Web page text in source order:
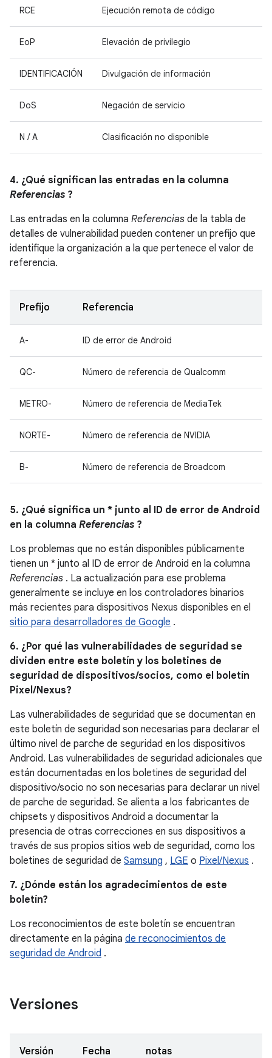
RCE Ejecución remota de código
EoP Elevación de privilegio
IDENTIFICACIÓN Divulgación de información
DoS Negación de servicio
N / A Clasificación no disponible
4. ¿Qué significan las entradas en la columna
Referencias ?
Las entradas en la columna Referencias de la tabla de
detalles de vulnerabilidad pueden contener un prefijo que
identifique la organización a la que pertenece el valor de
referencia.
Prefijo Referencia
A- ID de error de Android
QC- Número de referencia de Qualcomm
METRO- Número de referencia de MediaTek
NORTE- Número de referencia de NVIDIA
B- Número de referencia de Broadcom
5. ¿Qué significa un * junto al ID de error de Android
en la columna Referencias ?
Los problemas que no están disponibles públicamente
tienen un * junto al ID de error de Android en la columna
Referencias . La actualización para ese problema
generalmente se incluye en los controladores binarios
más recientes para dispositivos Nexus disponibles en el
sitio para desarrolladores de Google .
6. ¿Por qué las vulnerabilidades de seguridad se
dividen entre este boletín y los boletines de
seguridad de dispositivos/socios, como el boletín
Pixel/Nexus?
Las vulnerabilidades de seguridad que se documentan en
este boletín de seguridad son necesarias para declarar el
último nivel de parche de seguridad en los dispositivos
Android. Las vulnerabilidades de seguridad adicionales que
están documentadas en los boletines de seguridad del
dispositivo/socio no son necesarias para declarar un nivel
de parche de seguridad. Se alienta a los fabricantes de
chipsets y dispositivos Android a documentar la
presencia de otras correcciones en sus dispositivos a
través de sus propios sitios web de seguridad, como los
boletines de seguridad de Samsung , LGE o Pixel/Nexus .
7. ¿Dónde están los agradecimientos de este
boletín?
Los reconocimientos de este boletín se encuentran
directamente en la página de reconocimientos de
seguridad de Android .
Versiones
Versión Fecha notas